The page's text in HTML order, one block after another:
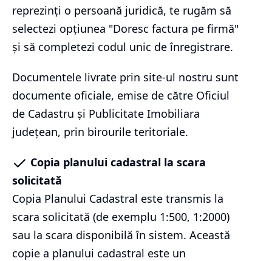
reprezinți o persoană juridică, te rugăm să
selectezi opțiunea "Doresc factura pe firmă"
și să completezi codul unic de înregistrare.
Documentele livrate prin site-ul nostru sunt
documente oficiale, emise de către Oficiul
de Cadastru și Publicitate Imobiliara
județean, prin birourile teritoriale.
Copia planului cadastral la scara
solicitată
Copia Planului Cadastral este transmis la
scara solicitată (de exemplu 1:500, 1:2000)
sau la scara disponibilă în sistem. Această
copie a planului cadastral este un